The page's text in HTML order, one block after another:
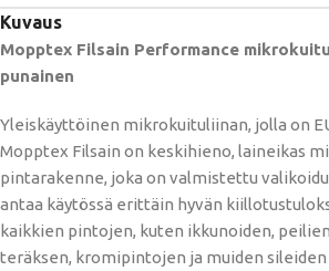
Kuvaus
Mopptex Filsain Performance
punainen
Yleiskäyttöinen mikrokuituliinan, jolla on
Mopptex Filsain on keskihieno, laineikas
pintarakenne, joka on valmistettu
antaa käytössä erittäin hyvän
kaikkien pintojen, kuten ikkunoiden,
teräksen, kromipintojen ja muiden